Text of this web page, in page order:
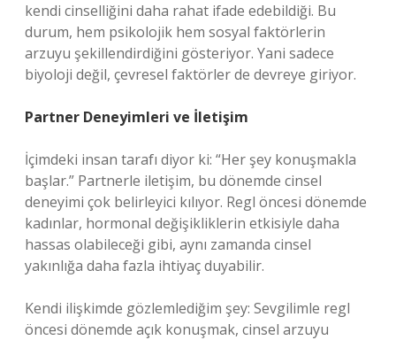
kendi cinselliğini daha rahat ifade edebildiği. Bu
durum, hem psikolojik hem sosyal faktörlerin
arzuyu şekillendirdiğini gösteriyor. Yani sadece
biyoloji değil, çevresel faktörler de devreye giriyor.
Partner Deneyimleri ve İletişim
İçimdeki insan tarafı diyor ki: “Her şey konuşmakla
başlar.” Partnerle iletişim, bu dönemde cinsel
deneyimi çok belirleyici kılıyor. Regl öncesi dönemde
kadınlar, hormonal değişikliklerin etkisiyle daha
hassas olabileceği gibi, aynı zamanda cinsel
yakınlığa daha fazla ihtiyaç duyabilir.
Kendi ilişkimde gözlemlediğim şey: Sevgilimle regl
öncesi dönemde açık konuşmak, cinsel arzuyu